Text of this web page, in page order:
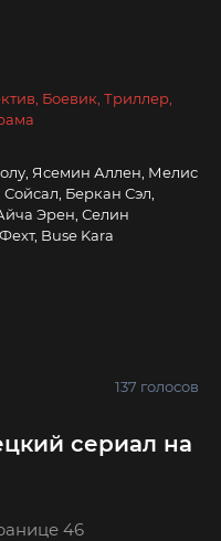
Боевик, Триллер,
Ясемин Аллен, Мелис
Беркан Сэл,
Эрен, Селин
Buse Kara
137 голосов
сериал на
46